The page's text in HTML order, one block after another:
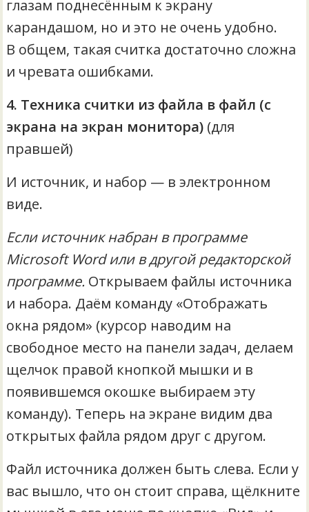
глазам поднесённым к экрану
карандашом, но и это не очень удобно.
В общем, такая считка достаточно сложна
и чревата ошибками.
4. Техника считки из файла в файл (с
экрана на экран монитора) (для
правшей)
И источник, и набор — в электронном
виде.
Если источник набран в программе
MicrosoftWord или в другой редакторской
программе. Открываем файлы источника
и набора. Даём команду «Отображать
окна рядом» (курсор наводим на
свободное место на панели задач, делаем
щелчок правой кнопкой мышки и в
появившемся окошке выбираем эту
команду). Теперь на экране видим два
открытых файла рядом друг с другом.
Файл источника должен быть слева. Если у
вас вышло, что он стоит справа, щёлкните